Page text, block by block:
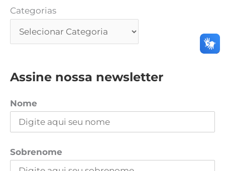
Categorias
Assine nossa newsletter
Nome
Sobrenome